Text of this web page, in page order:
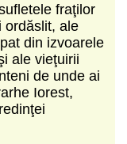
fraţilor
ordăslit, ale
din izvoarele
ale vieţuirii
de unde ai
Iorest,